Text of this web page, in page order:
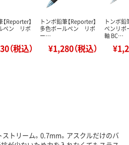
Reporter】
ペン リポ
（税込）
トンボ鉛筆【Reporter】
多色ボールペン リポ
ー…
¥1,280（税込）
トンボ鉛
ペンリポ
軸 BC…
トリーム。0.7mm。アスクルだけのバ